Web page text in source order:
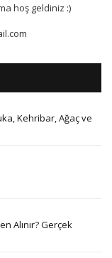
hoş geldiniz :)
Kehribar, Ağaç ve
Alınır? Gerçek